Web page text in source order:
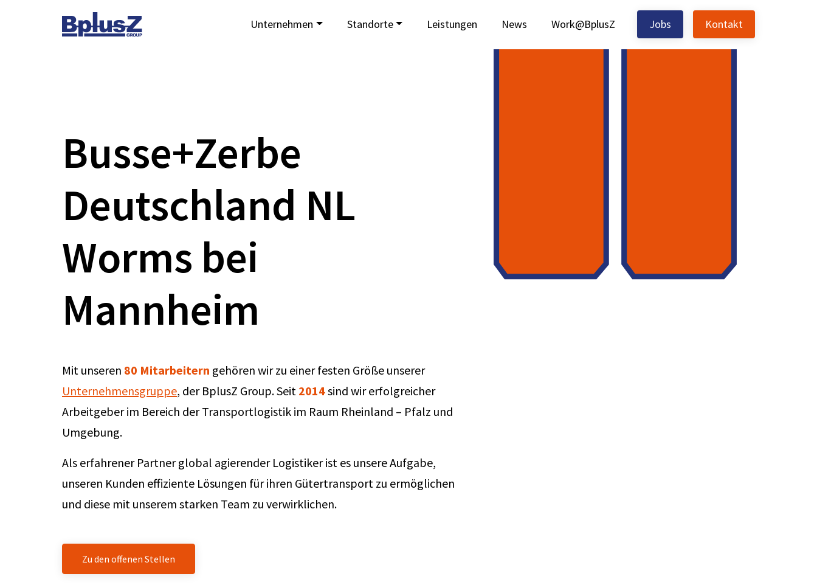
Toggle navigation
Unternehmen Standorte Leistungen News Work@BplusZ Jobs Kontakt
Busse+Zerbe
Deutschland NL
Worms bei
Mannheim
Mit unseren 80 Mitarbeitern gehören wir zu einer festen Größe unserer
Unternehmensgruppe, der BplusZ Group. Seit 2014sind wir erfolgreicher
Arbeitgeber im Bereich der Transportlogistik im Raum Rheinland – Pfalz und
Umgebung.
Als erfahrener Partner global agierender Logistiker ist es unsere Aufgabe,
unseren Kunden effiziente Lösungen für ihren Gütertransport zu ermöglichen
und diese mit unserem starken Team zu verwirklichen.
Zu den offenen Stellen